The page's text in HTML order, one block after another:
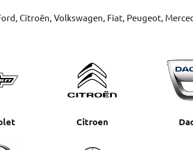
Citroën, Volkswagen, Fiat, Peugeot,
Citroen